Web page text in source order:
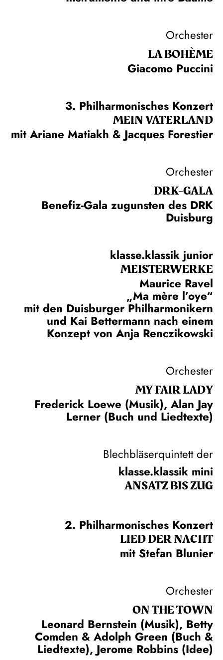
Orchester
LA BOHÈME
Giacomo Puccini
3. Philharmonisches Konzert
MEIN VATERLAND
mit Ariane Matiakh & Jacques Forestier
Orchester
DRK-GALA
Benefiz-Gala zugunsten des DRK
Duisburg
klasse.klassik junior
MEISTERWERKE
Maurice Ravel
„Ma mère l’oye“
mit den Duisburger Philharmonikern
und Kai Bettermann nach einem
Konzept von Anja Renczikowski
Orchester
MY FAIR LADY
Frederick Loewe (Musik), Alan Jay
Lerner (Buch und Liedtexte)
Blechbläserquintett der
klasse.klassik mini
ANSATZ BIS ZUG
2. Philharmonisches Konzert
LIED DER NACHT
mit Stefan Blunier
Orchester
ON THE TOWN
Leonard Bernstein (Musik), Betty
Comden & Adolph Green (Buch &
Liedtexte), Jerome Robbins (Idee)